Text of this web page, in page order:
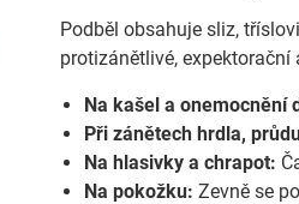
Podběl obsahuje sliz,
protizánětlivé,
Na kašel a onemocnění
Při zánětech hrdla,
Na hlasivky a chrapot:
Na pokožku: Zevně se